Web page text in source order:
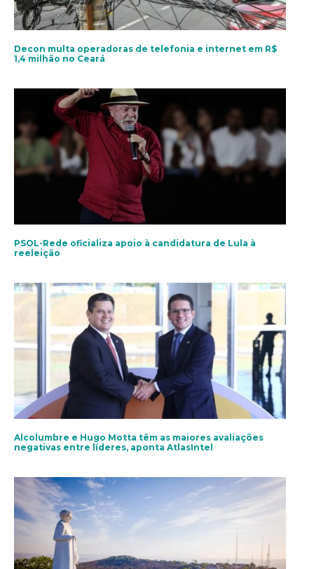
Decon multa operadoras de telefonia e internet em R$
1,4 milhão no Ceará
PSOL-Rede oficializa apoio à candidatura de Lula à
reeleição
Alcolumbre e Hugo Motta têm as maiores avaliações
negativas entre líderes, aponta AtlasIntel